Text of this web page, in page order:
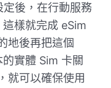
後，在行動服務
樣就完成 eSim
地後再把這個
實體 Sim 卡關
就可以確保使用